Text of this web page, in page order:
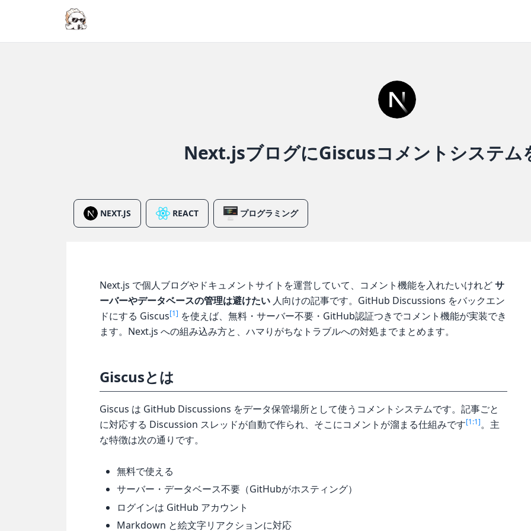
Next.jsブログにGiscusコメントシステム
NEXT.JS REACT プログラミング
Next.js で個人ブログやドキュメントサイトを運営していて、コメント機能を入れたいけれどサ
ーバーやデータベースの管理は避けたい 人向けの記事です。GitHub Discussions をバックエン
ドにする Giscus[1] を使えば、無料・サーバー不要・GitHub認証つきでコメント機能が実装でき
ます。Next.js への組み込み方と、ハマりがちなトラブルへの対処までまとめます。
Giscusとは
Giscus は GitHub Discussions をデータ保管場所として使うコメントシステムです。記事ごと
に対応する Discussion スレッドが自動で作られ、そこにコメントが溜まる仕組みです[1:1]。主
な特徴は次の通りです。
無料で使える
サーバー・データベース不要（GitHubがホスティング）
ログインは GitHub アカウント
Markdown と絵文字リアクションに対応